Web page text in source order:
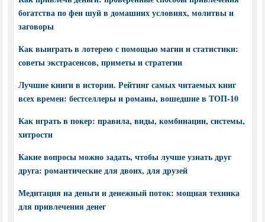
богатства по фен шуй в домашних условиях, молитвы и
заговоры
Как выиграть в лотерею с помощью магии и статистики:
советы экстрасенсов, приметы и стратегии
Лучшие книги в истории. Рейтинг самых читаемых книг
всех времен: бестселлеры и романы, вошедшие в ТОП-10
Как играть в покер: правила, виды, комбинации, системы,
хитрости
Какие вопросы можно задать, чтобы лучше узнать друг
друга: романтические для двоих, для друзей
Медитация на деньги и денежный поток: мощная техника
для привлечения денег